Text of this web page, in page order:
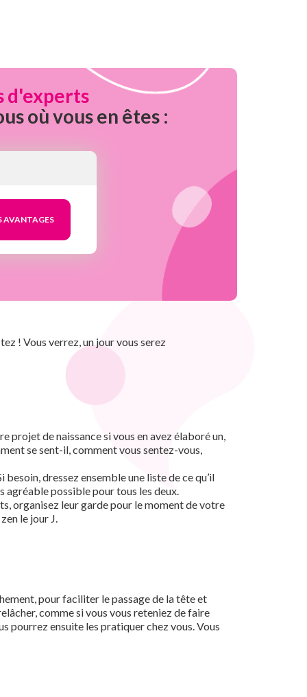
d'experts
où vous en êtes :
! Vous verrez, un jour vous serez
projet de naissance si vous en avez élaboré un,
se sent-il, comment vous sentez-vous,
dressez ensemble une liste de ce qu’il
agréable possible pour tous les deux.
organisez leur garde pour le moment de votre
le jour J.
pour faciliter le passage de la tête et
comme si vous vous reteniez de faire
pourrez ensuite les pratiquer chez vous. Vous